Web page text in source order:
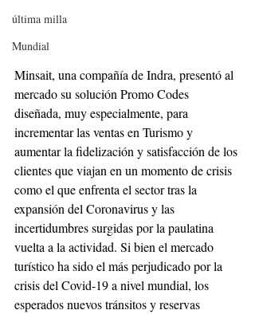
última milla
Mundial
Minsait, una compañía de Indra, presentó al
mercado su solución Promo Codes
diseñada, muy especialmente, para
incrementar las ventas en Turismo y
aumentar la fidelización y satisfacción de los
clientes que viajan en un momento de crisis
como el que enfrenta el sector tras la
expansión del Coronavirus y las
incertidumbres surgidas por la paulatina
vuelta a la actividad. Si bien el mercado
turístico ha sido el más perjudicado por la
crisis del Covid-19 a nivel mundial, los
esperados nuevos tránsitos y reservas